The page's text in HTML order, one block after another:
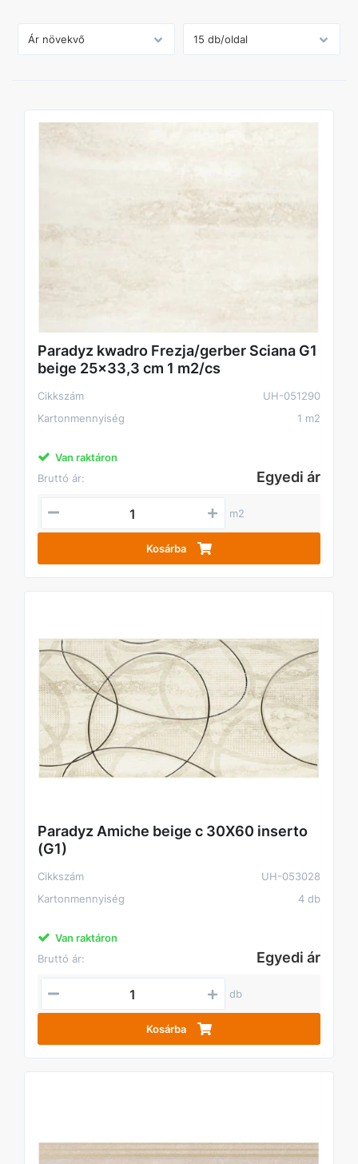
Paradyz kwadro Frezja/gerber Sciana G1
beige 25x33,3 cm 1 m2/cs
Cikkszám
UH-051290
Kartonmennyiség
1 m2
Van raktáron
Bruttó ár:
Egyedi ár
m2
Kosárba
Paradyz Amiche beige c 30X60 inserto
(G1)
Cikkszám
UH-053028
Kartonmennyiség
4 db
Van raktáron
Bruttó ár:
Egyedi ár
db
Kosárba